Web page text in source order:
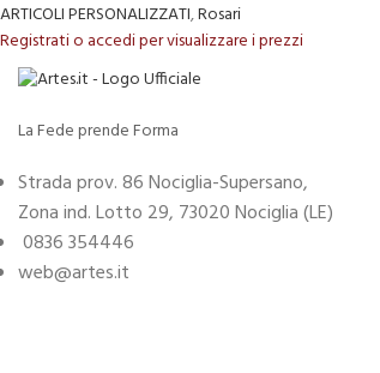
ARTICOLI PERSONALIZZATI,Rosari
Registrati o accedi per visualizzare i prezzi
La Fede prende Forma
Strada prov. 86 Nociglia-Supersano,
Zona ind. Lotto 29, 73020 Nociglia (LE)
0836 354446
web@artes.it